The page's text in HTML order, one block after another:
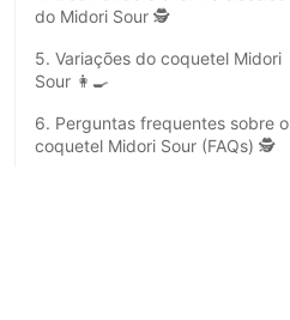
do Midori Sour 🕵️
5. Variações do coquetel Midori
Sour 👩‍🍳
6. Perguntas frequentes sobre o
coquetel Midori Sour (FAQs) 🕵️